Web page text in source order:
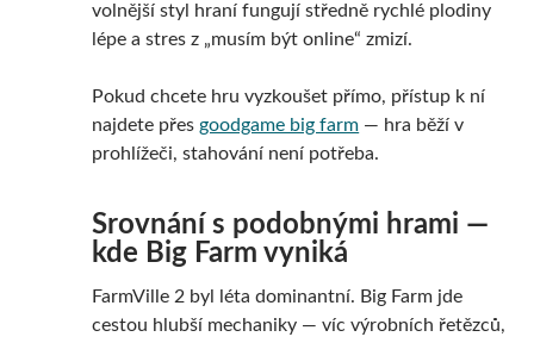
volnější styl hraní fungují středně rychlé plodiny
lépe a stres z „musím být online“ zmizí.
Pokud chcete hru vyzkoušet přímo, přístup k ní
najdete přesgoodgame big farm — hra běží v
prohlížeči, stahování není potřeba.
Srovnání s podobnými hrami —
kde Big Farm vyniká
FarmVille 2 byl léta dominantní. Big Farm jde
cestou hlubší mechaniky — víc výrobních řetězců,